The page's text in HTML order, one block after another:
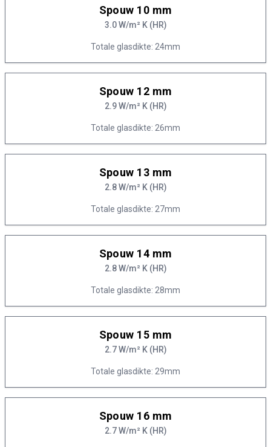
Spouw 10 mm
3.0 W/m² K (HR)
Totale glasdikte: 24mm
Spouw 12 mm
2.9 W/m² K (HR)
Totale glasdikte: 26mm
Spouw 13 mm
2.8 W/m² K (HR)
Totale glasdikte: 27mm
Spouw 14 mm
2.8 W/m² K (HR)
Totale glasdikte: 28mm
Spouw 15 mm
2.7 W/m² K (HR)
Totale glasdikte: 29mm
Spouw 16 mm
2.7 W/m² K (HR)